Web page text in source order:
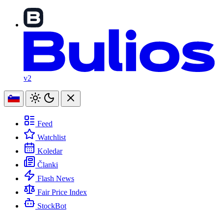
v2
Feed
Watchlist
Koledar
Članki
Flash News
Fair Price Index
StockBot